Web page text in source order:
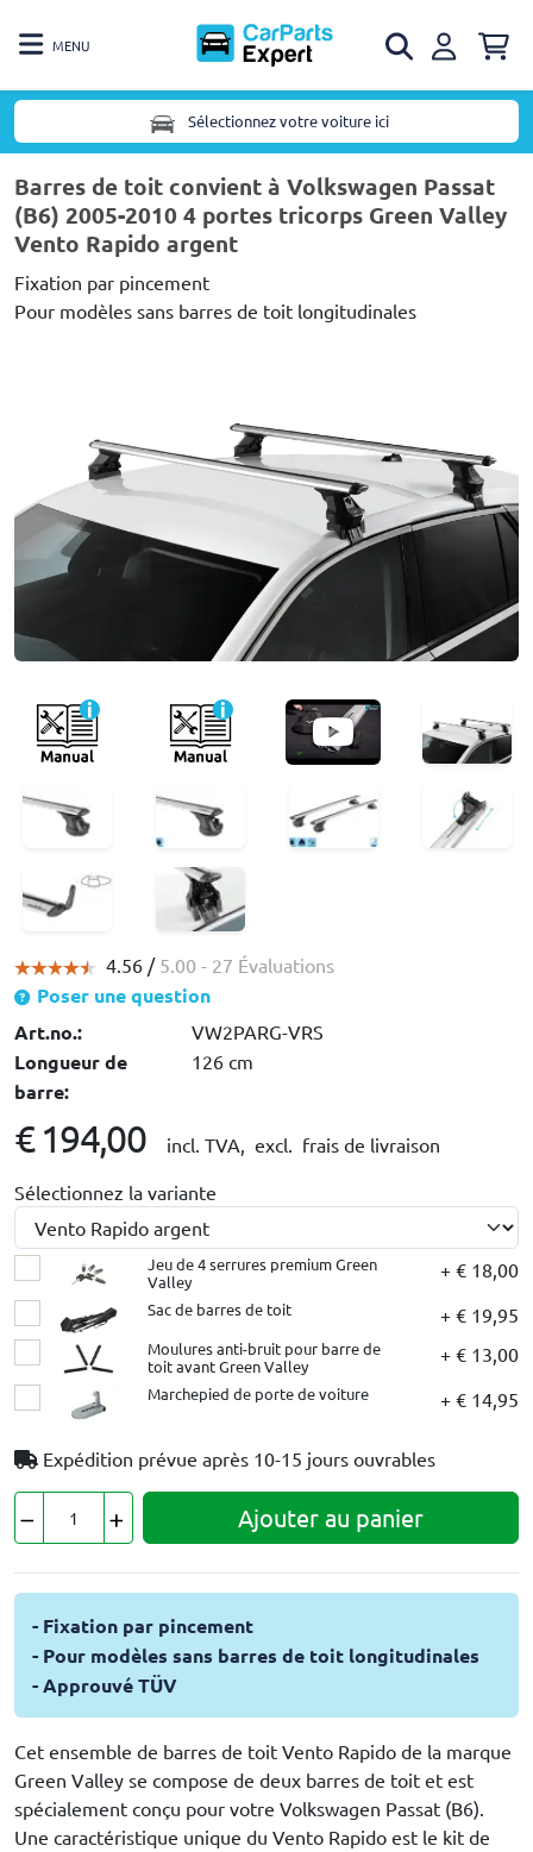
MENU
Sélectionnez votre voiture ici
Barres de toit convient à Volkswagen Passat
(B6) 2005-2010 4 portes tricorps Green Valley
Vento Rapido argent
Fixation par pincement
Pour modèles sans barres de toit longitudinales
4.56 / 5.00 - 27 Évaluations
Poser une question
Art.no.:
VW2PARG-VRS
Longueur de
barre:
126 cm
€ 194,00 incl. TVA,
excl. frais de livraison
Sélectionnez la variante
Jeu de 4 serrures premium Green
Valley
+ € 18,00
Sac de barres de toit + € 19,95
Moulures anti-bruit pour barre de
toit avant Green Valley
+ € 13,00
Marchepied de porte de voiture + € 14,95
Expédition prévue après 10-15 jours ouvrables
Ajouter au panier
- Fixation par pincement
- Pour modèles sans barres de toit longitudinales
- Approuvé TÜV
Cet ensemble de barres de toit Vento Rapido de la marque
Green Valley se compose de deux barres de toit et est
spécialement conçu pour votre Volkswagen Passat (B6).
Une caractéristique unique du Vento Rapido est le kit de